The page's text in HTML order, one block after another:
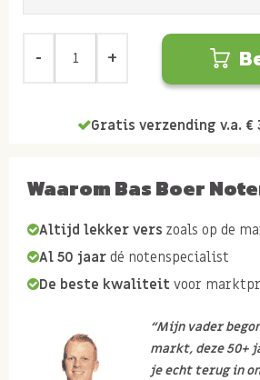
Gratis verzending v.a. €
Waarom Bas Boer
Altijd lekker vers zoals op de
Al 50 jaar dé notenspecialist
De beste kwaliteit voor
“Mijn vader
markt, deze 50+
je echt terug in